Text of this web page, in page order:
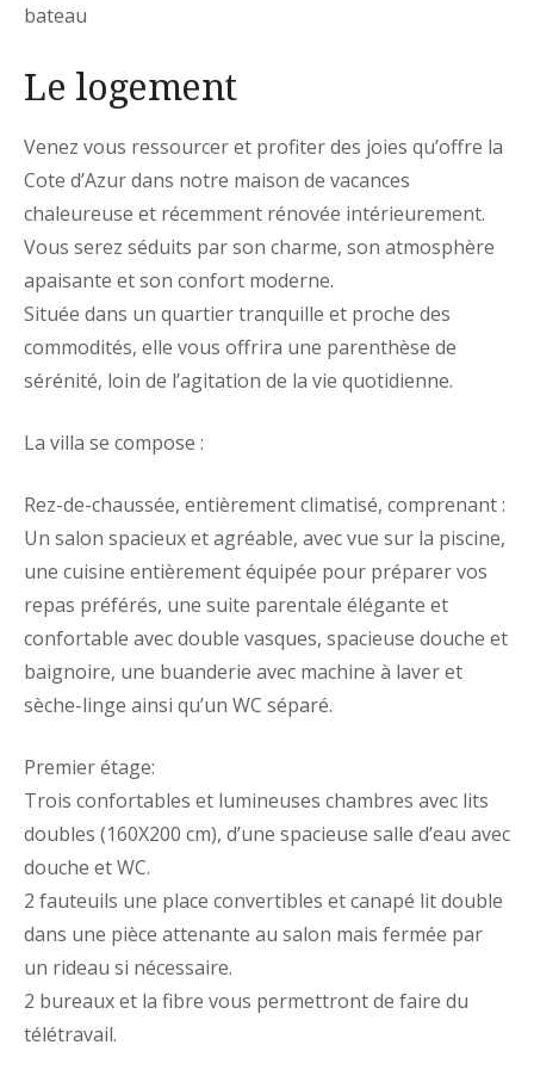
bateau
Le logement
Venez vous ressourcer et profiter des joies qu’offre la
Cote d’Azur dans notre maison de vacances
chaleureuse et récemment rénovée intérieurement.
Vous serez séduits par son charme, son atmosphère
apaisante et son confort moderne.
Située dans un quartier tranquille et proche des
commodités, elle vous offrira une parenthèse de
sérénité, loin de l’agitation de la vie quotidienne.
La villa se compose :
Rez-de-chaussée, entièrement climatisé, comprenant :
Un salon spacieux et agréable, avec vue sur la piscine,
une cuisine entièrement équipée pour préparer vos
repas préférés, une suite parentale élégante et
confortable avec double vasques, spacieuse douche et
baignoire, une buanderie avec machine à laver et
sèche-linge ainsi qu’un WC séparé.
Premier étage:
Trois confortables et lumineuses chambres avec lits
doubles (160X200 cm), d’une spacieuse salle d’eau avec
douche et WC.
2 fauteuils une place convertibles et canapé lit double
dans une pièce attenante au salon mais fermée par
un rideau si nécessaire.
2 bureaux et la fibre vous permettront de faire du
télétravail.